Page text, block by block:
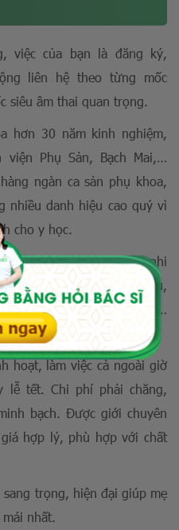
việc của bạn là đăng ký,
liên hệ theo từng mốc
siêu âm thai quan trọng.
hơn 30 năm kinh nghiệm,
Phụ Sản, Bạch Mai,…
ngàn ca sản phụ khoa,
nhiều danh hiệu cao quý vì
cho y học.
sàng lọc dị tật thai nhi
nghiệm máu, nước tiểu,
gen, dị tật thai nhi,…
hoạt, làm việc cả ngoài giờ
lễ tết. Chi phí phải chăng,
bạch. Được giới chuyên
hợp lý, phù hợp với chất
trọng, hiện đại giúp mẹ
nhất.